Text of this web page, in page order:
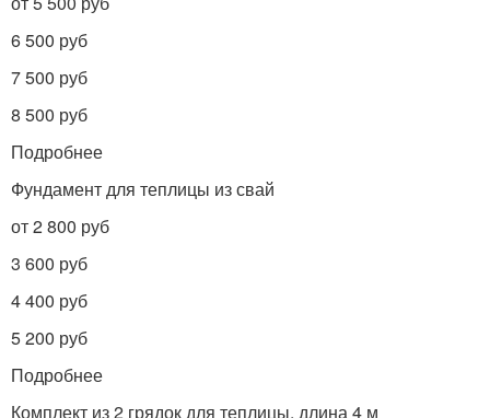
6 500 руб
7 500 руб
8 500 руб
Подробнее
Фундамент для теплицы из свай
от 2 800 руб
3 600 руб
4 400 руб
5 200 руб
Подробнее
Комплект из 2 грядок для теплицы, длина 4 м